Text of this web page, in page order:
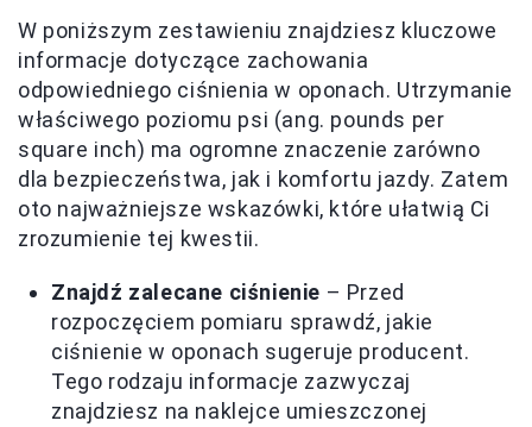
W poniższym zestawieniu znajdziesz kluczowe
informacje dotyczące zachowania
odpowiedniego ciśnienia w oponach. Utrzymanie
właściwego poziomu psi (ang. pounds per
square inch) ma ogromne znaczenie zarówno
dla bezpieczeństwa, jak i komfortu jazdy. Zatem
oto najważniejsze wskazówki, które ułatwią Ci
zrozumienie tej kwestii.
Znajdź zalecane ciśnienie – Przed
rozpoczęciem pomiaru sprawdź, jakie
ciśnienie w oponach sugeruje producent.
Tego rodzaju informacje zazwyczaj
znajdziesz na naklejce umieszczonej